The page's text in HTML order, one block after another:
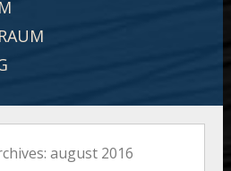
august 2016